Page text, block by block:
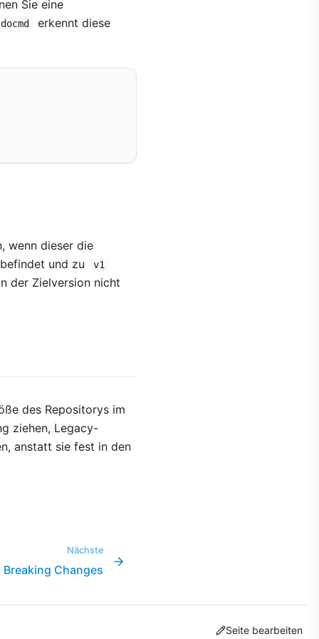
Sie eine
docmd
erkennt diese
wenn dieser die
befindet und zu v1
der Zielversion nicht
des Repositorys im
ziehen, Legacy-
anstatt sie fest in den
Nächste
Breaking Changes
Seite bearbeiten